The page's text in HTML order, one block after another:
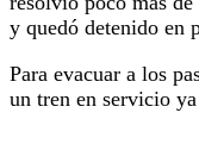
y quedó detenido en
Para evacuar a los
un tren en servicio